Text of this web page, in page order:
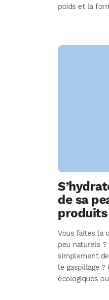
poids et la
de sa
Vous faites la
peu naturels ?
simplement
le gaspillage ?
écologiques